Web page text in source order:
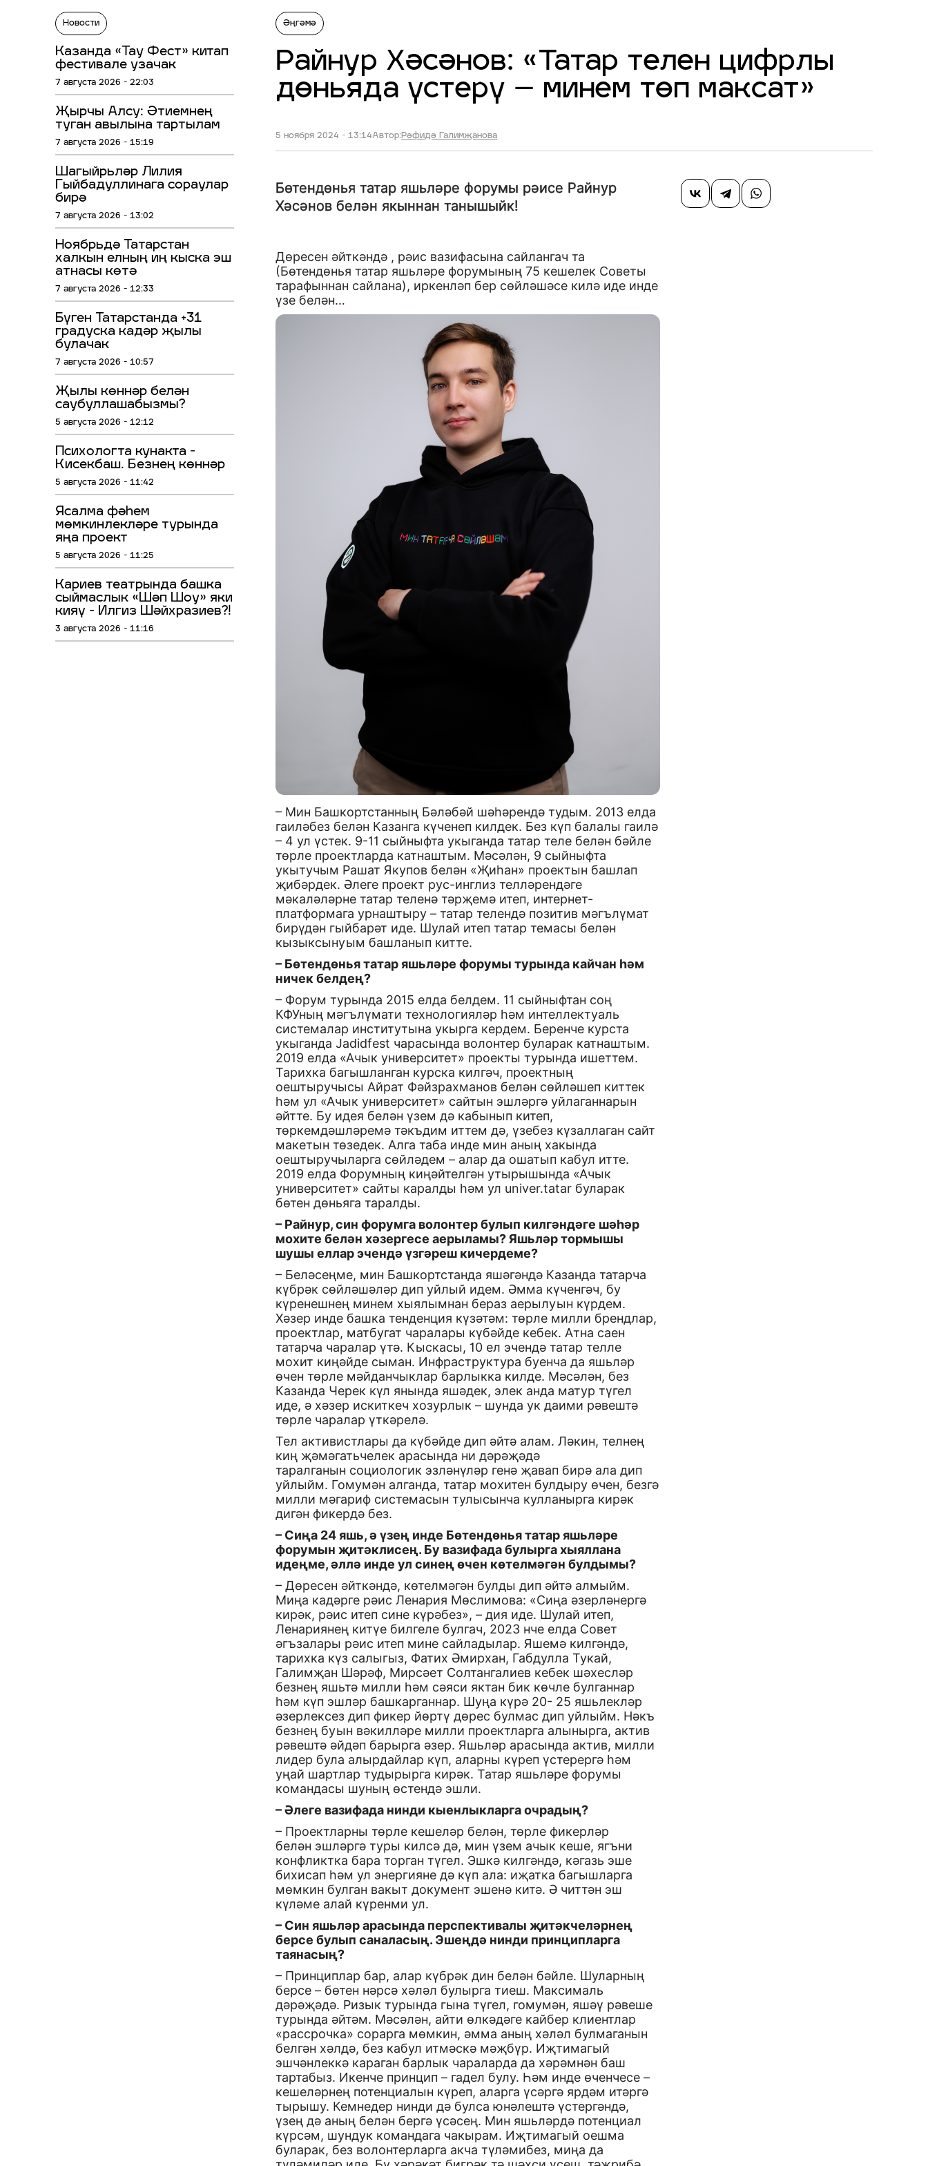
Новости
Казанда «Тау Фест» китап
фестивале узачак
7 августа 2026 - 22:03
Җырчы Алсу: Әтиемнең
туган авылына тартылам
7 августа 2026 - 15:19
Шагыйрьләр Лилия
Гыйбадуллинага сораулар
бирә
7 августа 2026 - 13:02
Ноябрьдә Татарстан
халкын елның иң кыска эш
атнасы көтә
7 августа 2026 - 12:33
Бүген Татарстанда +31
градуска кадәр җылы
булачак
7 августа 2026 - 10:57
Җылы көннәр белән
саубуллашабызмы?
5 августа 2026 - 12:12
Психологта кунакта -
Кисекбаш. Безнең көннәр
5 августа 2026 - 11:42
Ясалма фәһем
мөмкинлекләре турында
яңа проект
5 августа 2026 - 11:25
Кариев театрында башка
сыймаслык «Шәп Шоу» яки
кияү - Илгиз Шәйхразиев?!
3 августа 2026 - 11:16
Әңгәмә
Райнур Хәсәнов: «Татар телен цифрлы
дөньяда үстерү – минем төп максат»
5 ноября 2024 - 13:14Автор:Рәфидә Галимҗанова
Бөтендөнья татар яшьләре форумы рәисе Райнур
Хәсәнов белән якыннан танышыйк!
Дөресен әйткәндә , рәис вазифасына сайлангач та
(Бөтендөнья татар яшьләре форумының 75 кешелек Советы
тарафыннан сайлана), иркенләп бер сөйләшәсе килә иде инде
үзе белән…
– Мин Башкортстанның Бәләбәй шәһәрендә тудым. 2013 елда
гаиләбез белән Казанга күченеп килдек. Без күп балалы гаилә
– 4 ул үстек. 9-11 сыйныфта укыганда татар теле белән бәйле
төрле проектларда катнаштым. Мәсәлән, 9 сыйныфта
укытучым Рашат Якупов белән «Җиһан» проектын башлап
җибәрдек. Әлеге проект рус-инглиз телләрендәге
мәкаләләрне татар теленә тәрҗемә итеп, интернет-
платформага урнаштыру – татар телендә позитив мәгълүмат
бирүдән гыйбарәт иде. Шулай итеп татар темасы белән
кызыксынуым башланып китте.
– Бөтендөнья татар яшьләре форумы турында кайчан һәм
ничек белдең?
– Форум турында 2015 елда белдем. 11 сыйныфтан соң
КФУның мәгълүмати технологияләр һәм интеллектуаль
системалар институтына укырга кердем. Беренче курста
укыганда Jadidfest чарасында волонтер буларак катнаштым.
2019 елда «Ачык университет» проекты турында ишеттем.
Тарихка багышланган курска килгәч, проектның
оештыручысы Айрат Фәйзрахманов белән сөйләшеп киттек
һәм ул «Ачык университет» сайтын эшләргә уйлаганнарын
әйтте. Бу идея белән үзем дә кабынып китеп,
төркемдәшләремә тәкъдим иттем дә, үзебез күзаллаган сайт
макетын төзедек. Алга таба инде мин аның хакында
оештыручыларга сөйләдем – алар да ошатып кабул итте.
2019 елда Форумның киңәйтелгән утырышында «Ачык
университет» сайты каралды һәм ул univer.tatar буларак
бөтен дөньяга таралды.
– Райнур, син форумга волонтер булып килгәндәге шәһәр
мохите белән хәзергесе аерыламы? Яшьләр тормышы
шушы еллар эчендә үзгәреш кичердеме?
– Беләсеңме, мин Башкортстанда яшәгәндә Казанда татарча
күбрәк сөйләшәләр дип уйлый идем. Әмма күченгәч, бу
күренешнең минем хыялымнан бераз аерылуын күрдем.
Хәзер инде башка тенденция күзәтәм: төрле милли брендлар,
проектлар, матбугат чаралары күбәйде кебек. Атна саен
татарча чаралар үтә. Кыскасы, 10 ел эчендә татар телле
мохит киңәйде сыман. Инфраструктура буенча да яшьләр
өчен төрле мәйданчыклар барлыкка килде. Мәсәлән, без
Казанда Черек күл янында яшәдек, элек анда матур түгел
иде, ә хәзер искиткеч хозурлык – шунда ук даими рәвештә
төрле чаралар үткәрелә.
Тел активистлары да күбәйде дип әйтә алам. Ләкин, телнең
киң җәмәгатьчелек арасында ни дәрәҗәдә
таралганын социологик эзләнүләр генә җавап бирә ала дип
уйлыйм. Гомумән алганда, татар мохитен булдыру өчен, безгә
милли мәгариф системасын тулысынча кулланырга кирәк
дигән фикердә без.
– Сиңа 24 яшь, ә үзең инде Бөтендөнья татар яшьләре
форумын җитәклисең. Бу вазифада булырга хыяллана
идеңме, әллә инде ул синең өчен көтелмәгән булдымы?
– Дөресен әйткәндә, көтелмәгән булды дип әйтә алмыйм.
Миңа кадәрге рәис Ленария Мөслимова: «Сиңа әзерләнергә
кирәк, рәис итеп сине күрәбез», – дия иде. Шулай итеп,
Ленариянең китүе билгеле булгач, 2023 нче елда Совет
әгъзалары рәис итеп мине сайладылар. Яшемә килгәндә,
тарихка күз салыгыз, Фатих Әмирхан, Габдулла Тукай,
Галимҗан Шәрәф, Мирсәет Солтангалиев кебек шәхесләр
безнең яшьтә милли һәм сәяси яктан бик көчле булганнар
һәм күп эшләр башкарганнар. Шуңа күрә 20- 25 яшьлекләр
әзерлексез дип фикер йөртү дөрес булмас дип уйлыйм. Нәкъ
безнең буын вәкилләре милли проектларга алынырга, актив
рәвештә әйдәп барырга әзер. Яшьләр арасында актив, милли
лидер була алырдайлар күп, аларны күреп үстерергә һәм
уңай шартлар тудырырга кирәк. Татар яшьләре форумы
командасы шуның өстендә эшли.
– Әлеге вазифада нинди кыенлыкларга очрадың?
– Проектларны төрле кешеләр белән, төрле фикерләр
белән эшләргә туры килсә дә, мин үзем ачык кеше, ягъни
конфликтка бара торган түгел. Эшкә килгәндә, кәгазь эше
бихисап һәм ул энергияне дә күп ала: иҗатка багышларга
мөмкин булган вакыт документ эшенә китә. Ә читтән эш
күләме алай күренми ул.
– Син яшьләр арасында перспективалы җитәкчеләрнең
берсе булып саналасың. Эшеңдә нинди принципларга
таянасың?
– Принциплар бар, алар күбрәк дин белән бәйле. Шуларның
берсе – бөтен нәрсә хәләл булырга тиеш. Максималь
дәрәҗәдә. Ризык турында гына түгел, гомумән, яшәү рәвеше
турында әйтәм. Мәсәлән, айти өлкәдәге кайбер клиентлар
«рассрочка» сорарга мөмкин, әмма аның хәләл булмаганын
белгән хәлдә, без кабул итмәскә мәҗбүр. Иҗтимагый
эшчәнлеккә караган барлык чараларда да хәрәмнән баш
тартабыз. Икенче принцип – гадел булу. Һәм инде өченчесе –
кешеләрнең потенциалын күреп, аларга үсәргә ярдәм итәргә
тырышу. Кемнедер нинди дә булса юнәлештә үстергәндә,
үзең дә аның белән бергә үсәсең. Мин яшьләрдә потенциал
күрсәм, шундук командага чакырам. Иҗтимагый оешма
буларак, без волонтерларга акча түләмибез, миңа да